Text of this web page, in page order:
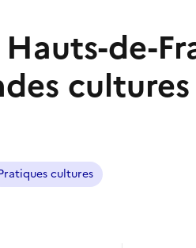
de-
cultures